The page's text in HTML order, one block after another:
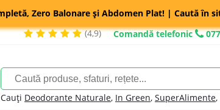
Zero Balonare și Abdomen Plat! | Caută în
(4,9)
Comandă telefonic
Cauți Deodorante Naturale, In Green, SuperAlimente,